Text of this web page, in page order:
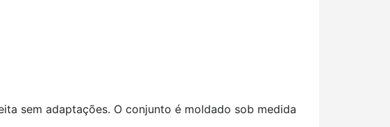
sem adaptações. O conjunto é moldado sob medida